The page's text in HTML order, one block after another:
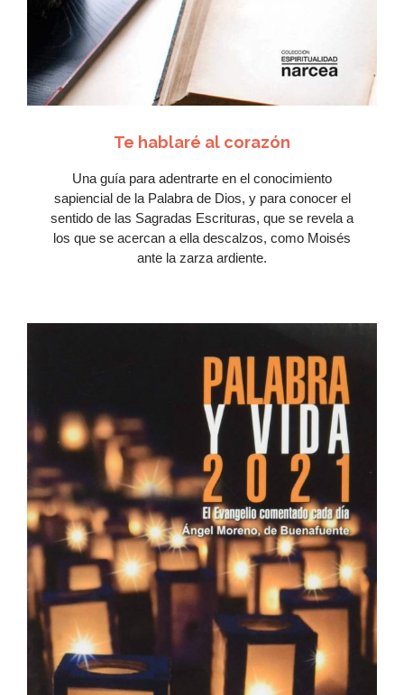
Te hablaré al corazón
Una guía para adentrarte en el conocimiento
sapiencial de la Palabra de Dios, y para conocer el
sentido de las Sagradas Escrituras, que se revela a
los que se acercan a ella descalzos, como Moisés
ante la zarza ardiente.